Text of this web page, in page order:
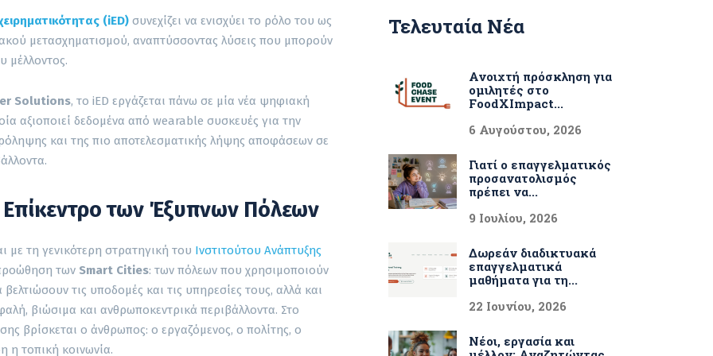
(iED) συνεχίζει να ενισχύει το ρόλο του ως
μετασχηματισμού, αναπτύσσοντας λύσεις που μπορούν
μέλλοντος.
Solutions, το iED εργάζεται πάνω σε μία νέα ψηφιακή
αξιοποιεί δεδομένα από wearable συσκευές για την
και της πιο αποτελεσματικής λήψης αποφάσεων σε
των Έξυπνων Πόλεων
με τη γενικότερη στρατηγική του Ινστιτούτου Ανάπτυξης
των Smart Cities: των πόλεων που χρησιμοποιούν
τις υποδομές και τις υπηρεσίες τους, αλλά και
βιώσιμα και ανθρωποκεντρικά περιβάλλοντα. Στο
βρίσκεται ο άνθρωπος: ο εργαζόμενος, ο πολίτης, ο
η τοπική κοινωνία.
Τελευταία Νέα
Ανοιχτή πρόσκληση για
ομιλητές στο
FoodXImpact...
6 Αυγούστου, 2026
Γιατί ο επαγγελματικός
προσανατολισμός
πρέπει να...
9 Ιουλίου, 2026
Δωρεάν διαδικτυακά
επαγγελματικά
μαθήματα για τη...
22 Ιουνίου, 2026
Νέοι, εργασία και